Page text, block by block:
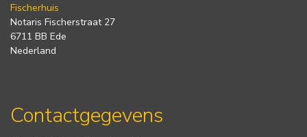
Fischerhuis
Notaris Fischerstraat 27
6711 BB Ede
Nederland
Contactgegevens